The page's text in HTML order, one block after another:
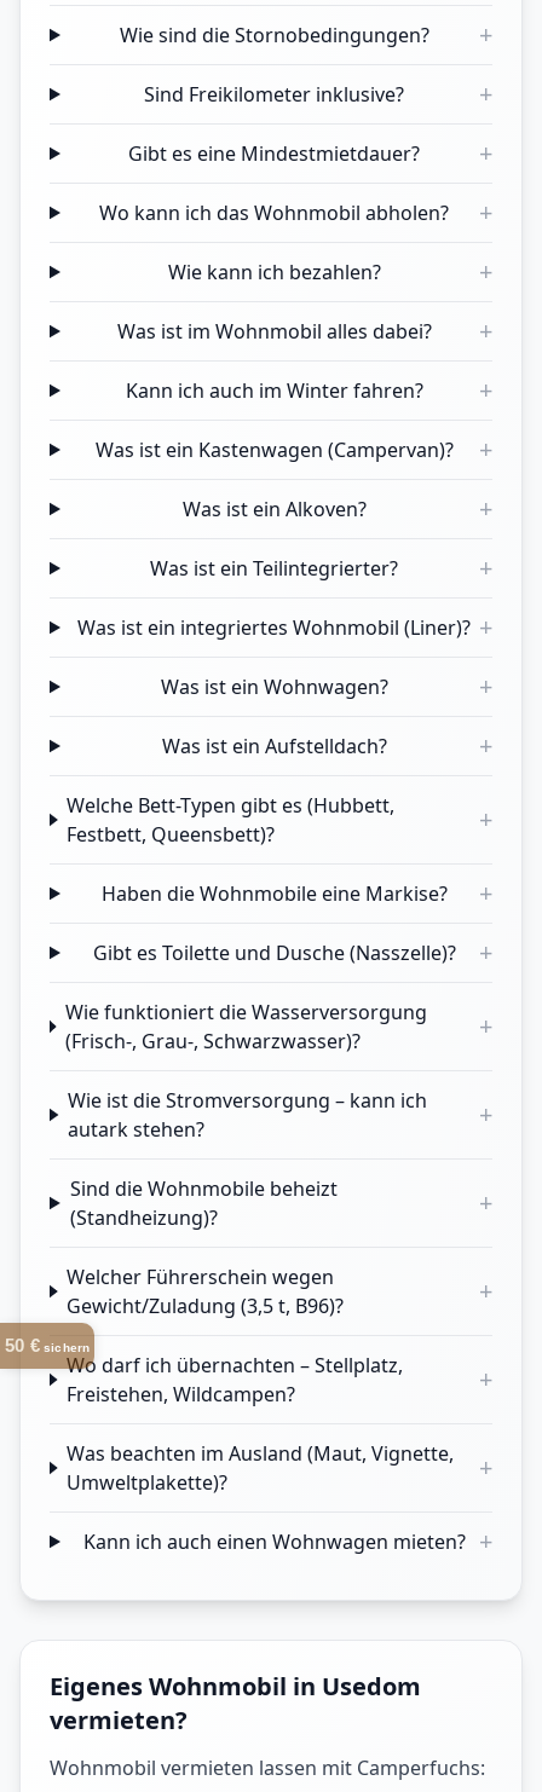
Wie sind die Stornobedingungen? +
Sind Freikilometer inklusive? +
Gibt es eine Mindestmietdauer? +
Wo kann ich das Wohnmobil abholen? +
Wie kann ich bezahlen? +
Was ist im Wohnmobil alles dabei? +
Kann ich auch im Winter fahren? +
Was ist ein Kastenwagen (Campervan)? +
Was ist ein Alkoven? +
Was ist ein Teilintegrierter? +
Was ist ein integriertes Wohnmobil (Liner)? +
Was ist ein Wohnwagen? +
Was ist ein Aufstelldach? +
Welche Bett-Typen gibt es (Hubbett,
Festbett, Queensbett)?
+
Haben die Wohnmobile eine Markise? +
Gibt es Toilette und Dusche (Nasszelle)? +
Wie funktioniert die Wasserversorgung
(Frisch-, Grau-, Schwarzwasser)?
+
Wie ist die Stromversorgung – kann ich
autark stehen?
+
Sind die Wohnmobile beheizt
(Standheizung)?
+
Welcher Führerschein wegen
Gewicht/Zuladung (3,5 t, B96)?
+
Wo darf ich übernachten – Stellplatz,
Freistehen, Wildcampen?
+
Was beachten im Ausland (Maut, Vignette,
Umweltplakette)?
+
Kann ich auch einen Wohnwagen mieten? +
Eigenes Wohnmobil in Usedom
vermieten?
Wohnmobil vermieten lassen mit Camperfuchs:
50 €sichern